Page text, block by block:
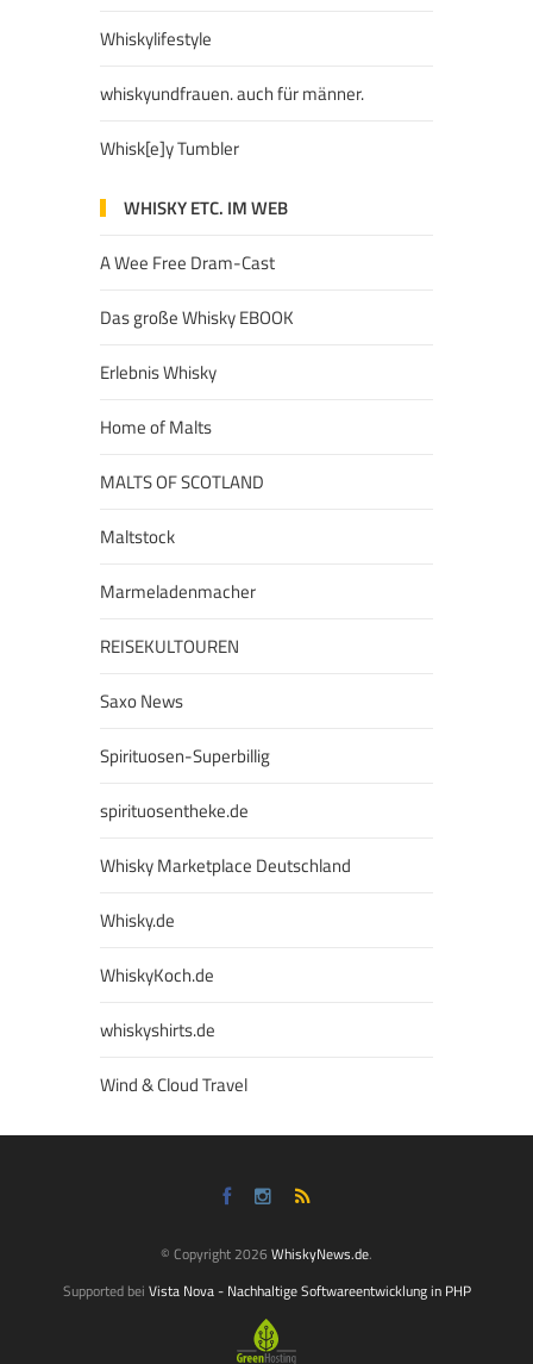
Whiskylifestyle
whiskyundfrauen. auch für männer.
Whisk[e]y Tumbler
WHISKY ETC. IM WEB
A Wee Free Dram-Cast
Das große Whisky EBOOK
Erlebnis Whisky
Home of Malts
MALTS OF SCOTLAND
Maltstock
Marmeladenmacher
REISEKULTOUREN
Saxo News
Spirituosen-Superbillig
spirituosentheke.de
Whisky Marketplace Deutschland
Whisky.de
WhiskyKoch.de
whiskyshirts.de
Wind & Cloud Travel
© Copyright 2026 WhiskyNews.de.
Supported bei Vista Nova - Nachhaltige Softwareentwicklung in PHP